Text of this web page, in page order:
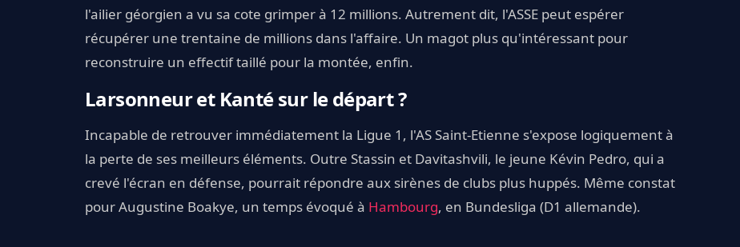
l'ailier géorgien a vu sa cote grimper à 12 millions. Autrement dit, l'ASSE peut espérer
récupérer une trentaine de millions dans l'affaire. Un magot plus qu'intéressant pour
reconstruire un effectif taillé pour la montée, enfin.
Larsonneur et Kanté sur le départ ?
Incapable de retrouver immédiatement la Ligue 1, l'AS Saint-Etienne s'expose logiquement à
la perte de ses meilleurs éléments. Outre Stassin et Davitashvili, le jeune Kévin Pedro, qui a
crevé l'écran en défense, pourrait répondre aux sirènes de clubs plus huppés. Même constat
pour Augustine Boakye, un temps évoqué à Hambourg, en Bundesliga (D1 allemande).